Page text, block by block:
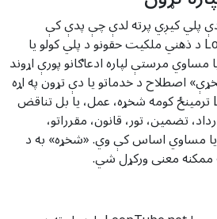
پلي کیږي پرته لدې چې پدې کې
ستاسو یا د LoopTube.net د ذهني ملکیت حقونو د پلي کولو یا
مساوي مرستې لپاره ادعاګانو پورې اړوند
اصطلاح د خدماتو یا دې تړون په اړه
ستاسو او LoopTube.net ترمینځ کومه شخړه، عمل، یا بل تناقض
تضمین، تور، قانون، مقرراتو،
یا مساوي اساس کې وي. «شخړه» به د
ممکنه معنی ورکړل شي.